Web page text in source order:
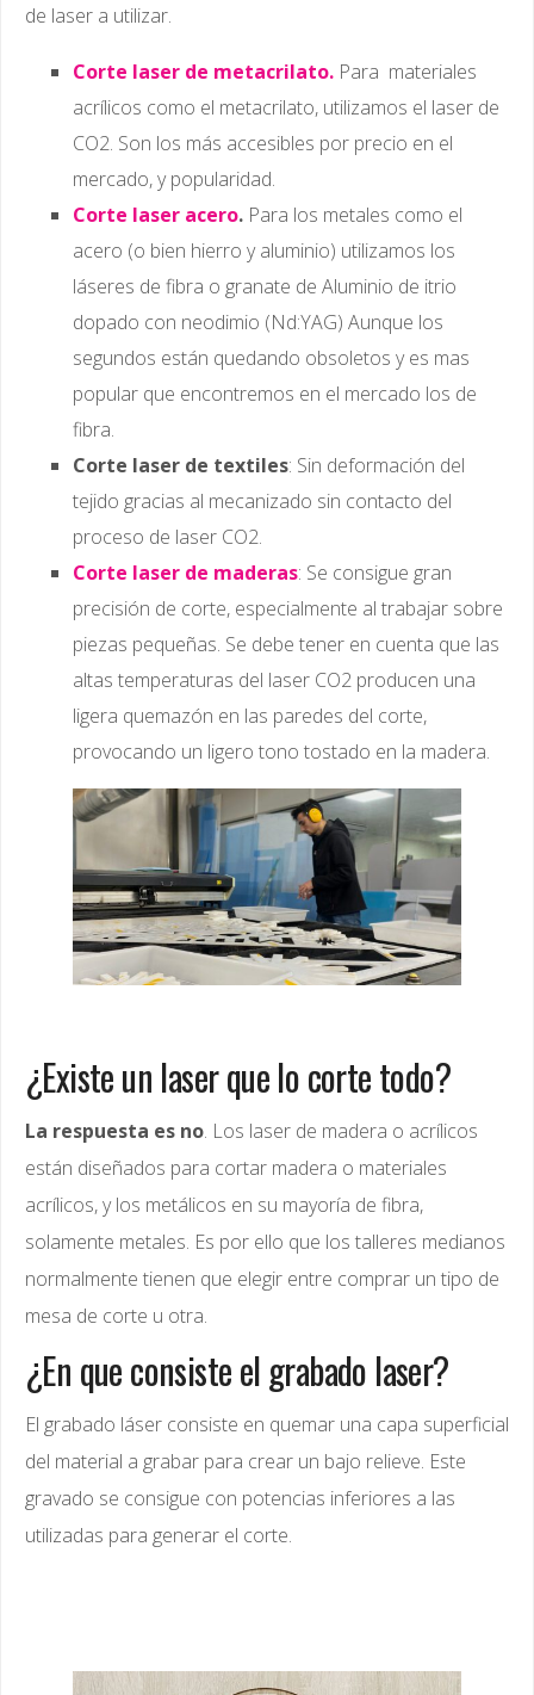
de laser a utilizar.
Corte laser de metacrilato. Para materiales
acrílicos como el metacrilato, utilizamos el laser de
CO2. Son los más accesibles por precio en el
mercado, y popularidad.
Corte laser acero. Para los metales como el
acero (o bien hierro y aluminio) utilizamos los
láseres de fibra o granate de Aluminio de itrio
dopado con neodimio (Nd:YAG) Aunque los
segundos están quedando obsoletos y es mas
popular que encontremos en el mercado los de
fibra.
Corte laser de textiles: Sin deformación del
tejido gracias al mecanizado sin contacto del
proceso de laser CO2.
Corte laser de maderas: Se consigue gran
precisión de corte, especialmente al trabajar sobre
piezas pequeñas. Se debe tener en cuenta que las
altas temperaturas del laser CO2 producen una
ligera quemazón en las paredes del corte,
provocando un ligero tono tostado en la madera.
¿Existe un laser que lo corte todo?
La respuesta es no. Los laser de madera o acrílicos
están diseñados para cortar madera o materiales
acrílicos, y los metálicos en su mayoría de fibra,
solamente metales. Es por ello que los talleres medianos
normalmente tienen que elegir entre comprar un tipo de
mesa de corte u otra.
¿En que consiste el grabado laser?
El grabado láser consiste en quemar una capa superficial
del material a grabar para crear un bajo relieve. Este
gravado se consigue con potencias inferiores a las
utilizadas para generar el corte.